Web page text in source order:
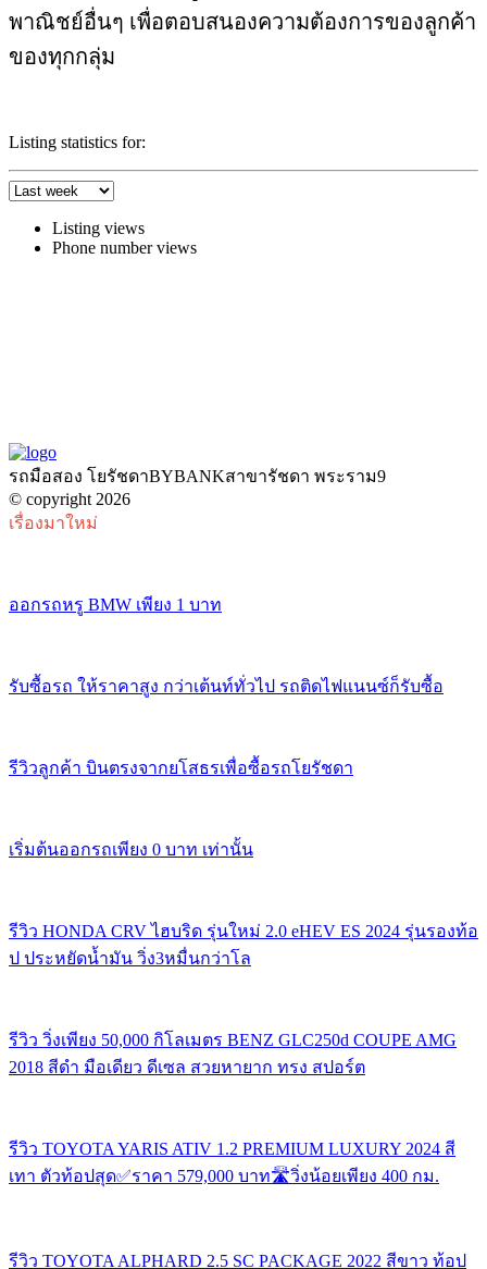
พาณิชย์อื่นๆ เพื่อตอบสนองความต้องการของลูกค้า
ของทุกกลุ่ม
Listing statistics for:
Listing views
Phone number views
รถมือสอง โยรัชดาBYBANKสาขารัชดา พระราม9
© copyright 2026
เรื่องมาใหม่
ออกรถหรู BMW เพียง 1 บาท
รับซื้อรถ ให้ราคาสูง กว่าเต้นท์ทั่วไป รถติดไฟแนนซ์ก็รับซื้อ
รีวิวลูกค้า บินตรงจากยโสธรเพื่อซื้อรถโยรัชดา
เริ่มต้นออกรถเพียง 0 บาท เท่านั้น
รีวิว HONDA CRV ไฮบริด รุ่นใหม่ 2.0 eHEV ES 2024 รุ่นรองท้อ
ป ประหยัดน้ำมัน วิ่ง3หมื่นกว่าโล
รีวิว วิ่งเพียง 50,000 กิโลเมตร BENZ GLC250d COUPE AMG
2018 สีดำ มือเดียว ดีเซล สวยหายาก ทรง สปอร์ต
รีวิว TOYOTA YARIS ATIV 1.2 PREMIUM LUXURY 2024 สี
เทา ตัวท้อปสุด✅ราคา 579,000 บาท🛣️วิ่งน้อยเพียง 400 กม.
รีวิว TOYOTA ALPHARD 2.5 SC PACKAGE 2022 สีขาว ท้อป